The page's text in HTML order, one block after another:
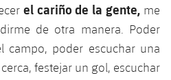
el cariño de la gente, me
de otra manera. Poder
campo, poder escuchar una
festejar un gol, escuchar